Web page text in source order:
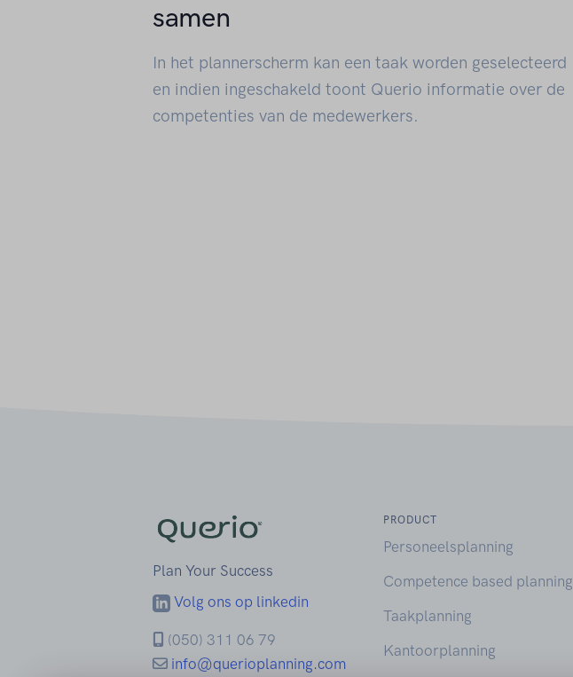
samen
In het plannerscherm kan een taak worden geselecteerd
en indien ingeschakeld toont Querio informatie over de
competenties van de medewerkers.
Plan Your Success
Volg ons op linkedin
(050) 311 06 79
info@querioplanning.com
PRODUCT
Personeelsplanning
Competence based planning
Taakplanning
Kantoorplanning